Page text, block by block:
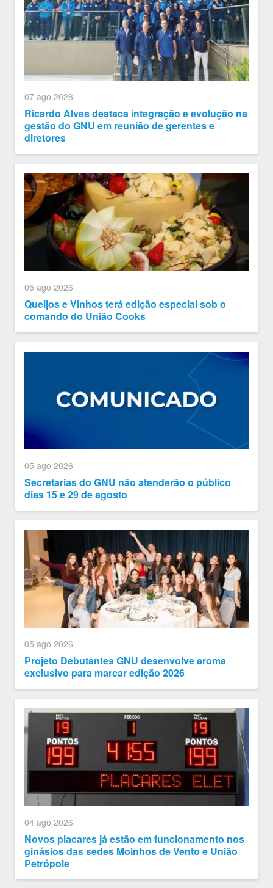
07 ago 2026
Ricardo Alves destaca integração e evolução na
gestão do GNU em reunião de gerentes e
diretores
05 ago 2026
Queijos e Vinhos terá edição especial sob o
comando do União Cooks
05 ago 2026
Secretarias do GNU não atenderão o público
dias 15 e 29 de agosto
05 ago 2026
Projeto Debutantes GNU desenvolve aroma
exclusivo para marcar edição 2026
04 ago 2026
Novos placares já estão em funcionamento nos
ginásios das sedes Moinhos de Vento e União
Petrópole